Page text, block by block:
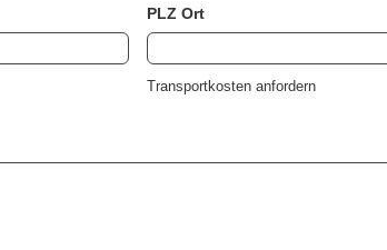
PLZ Ort
Transportkosten anfordern